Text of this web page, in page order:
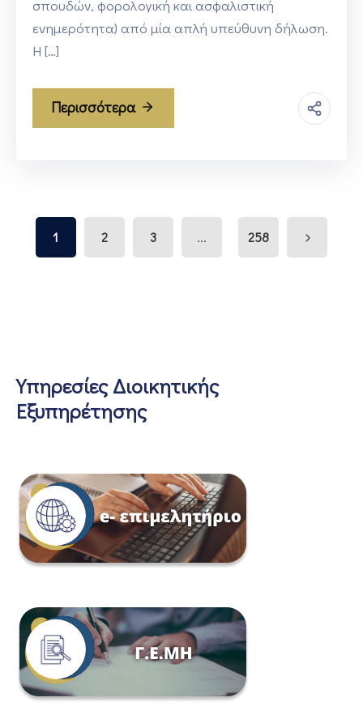
σπουδών, φορολογική και ασφαλιστική
ενημερότητα) από μία απλή υπεύθυνη δήλωση.
Η […]
Περισσότερα
1 2 3 ... 258
Υπηρεσίες Διοικητικής
Εξυπηρέτησης